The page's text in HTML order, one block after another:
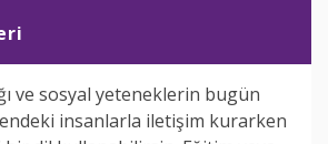
ve sosyal yeteneklerin bugün
insanlarla iletişim kurarken